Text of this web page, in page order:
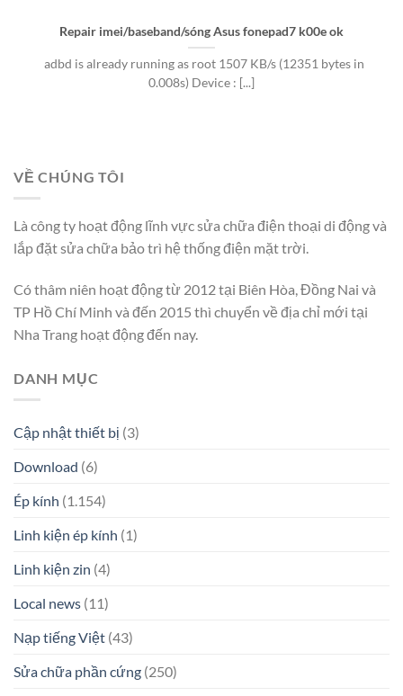
Repair imei/baseband/sóng Asus fonepad7 k00e ok
adbd is already running as root 1507 KB/s (12351 bytes in
0.008s) Device : [...]
VỀ CHÚNG TÔI
Là công ty hoạt động lĩnh vực sửa chữa điện thoại di động và
lắp đặt sửa chữa bảo trì hệ thống điện mặt trời.
Có thâm niên hoạt động từ 2012 tại Biên Hòa, Đồng Nai và
TP Hồ Chí Minh và đến 2015 thì chuyển về địa chỉ mới tại
Nha Trang hoạt động đến nay.
DANH MỤC
Cập nhật thiết bị (3)
Download (6)
Ép kính (1.154)
Linh kiện ép kính (1)
Linh kiện zin (4)
Local news (11)
Nạp tiếng Việt (43)
Sửa chữa phần cứng (250)